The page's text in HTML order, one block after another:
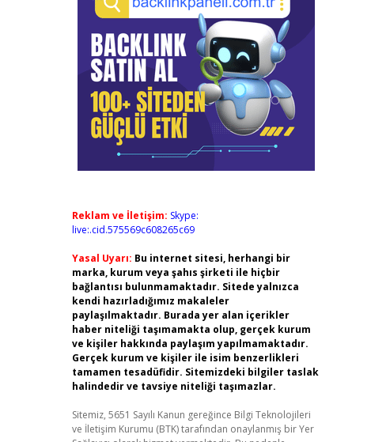
Reklam ve İletişim: Skype:
live:.cid.575569c608265c69
Yasal Uyarı: Bu internet sitesi, herhangi bir
marka, kurum veya şahıs şirketi ile hiçbir
bağlantısı bulunmamaktadır. Sitede yalnızca
kendi hazırladığımız makaleler
paylaşılmaktadır. Burada yer alan içerikler
haber niteliği taşımamakta olup, gerçek kurum
ve kişiler hakkında paylaşım yapılmamaktadır.
Gerçek kurum ve kişiler ile isim benzerlikleri
tamamen tesadüfidir. Sitemizdeki bilgiler taslak
halindedir ve tavsiye niteliği taşımazlar.
Sitemiz, 5651 Sayılı Kanun gereğince Bilgi Teknolojileri
ve İletişim Kurumu (BTK) tarafından onaylanmış bir Yer